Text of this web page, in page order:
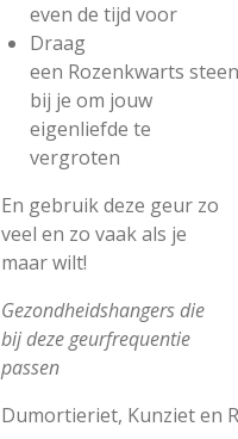
even de tijd voor
Draag
een Rozenkwarts steen
bij je om jouw
eigenliefde te
vergroten
En gebruik deze geur zo
veel en zo vaak als je
maar wilt!
Gezondheidshangers die
bij deze geurfrequentie
passen
Dumortieriet, Kunzieten